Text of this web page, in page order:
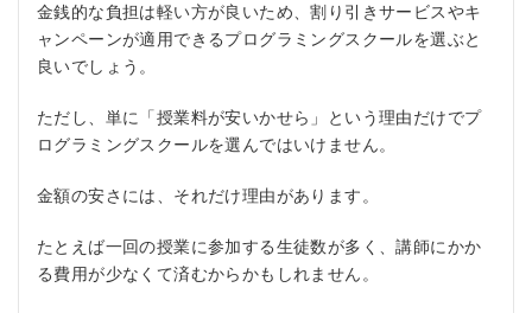
金銭的な負担は軽い方が良いため、割り引きサービスやキ
ャンペーンが適用できるプログラミングスクールを選ぶと
良いでしょう。
ただし、単に「授業料が安いかせら」という理由だけでプ
ログラミングスクールを選んではいけません。
金額の安さには、それだけ理由があります。
たとえば一回の授業に参加する生徒数が多く、講師にかか
る費用が少なくて済むからかもしれません。